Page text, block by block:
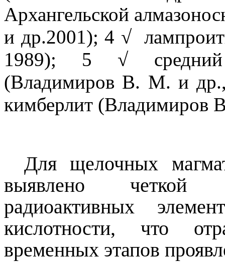
Архангельской
и др.2001); 4 √
1989); 5 √ средний
(Владимиров В. М. и
кимберлит (Владимиров
Для щелочных
выявлено
радиоактивных
кислотности, что
временных этапов